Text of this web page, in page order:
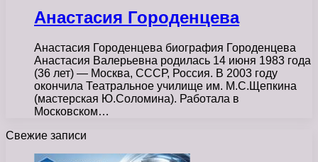
Анастасия Городенцева
Анастасия Городенцева биография Городенцева
Анастасия Валерьевна родилась 14 июня 1983 года
(36 лет) — Москва, СССР, Россия. В 2003 году
окончила Театральное училище им. М.С.Щепкина
(мастерская Ю.Соломина). Работала в
Московском…
Свежие записи